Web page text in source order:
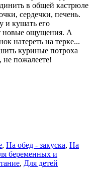
в общей кастрюле
сердечки, печень.
и кушать его
новые ощущения. А
натереть на терке...
куриные потроха
не пожалеете!
, На обед - закуска, На
беременных и
, Для детей